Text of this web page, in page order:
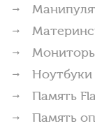
Память
Память